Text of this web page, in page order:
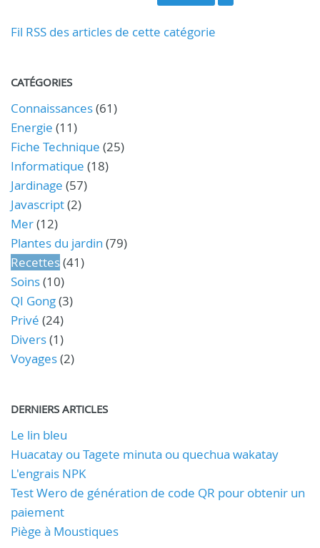
Fil RSS des articles de cette catégorie
CATÉGORIES
Connaissances(61)
Energie (11)
Fiche Technique (25)
Informatique (18)
Jardinage (57)
Javascript(2)
Mer(12)
Plantes du jardin (79)
Recettes(41)
Soins(10)
QI Gong(3)
Privé (24)
Divers(1)
Voyages(2)
DERNIERS ARTICLES
Le lin bleu
Huacatay ou Tagete minuta ou quechua wakatay
L'engrais NPK
Test Wero de génération de code QR pour obtenir un
paiement
Piège à Moustiques